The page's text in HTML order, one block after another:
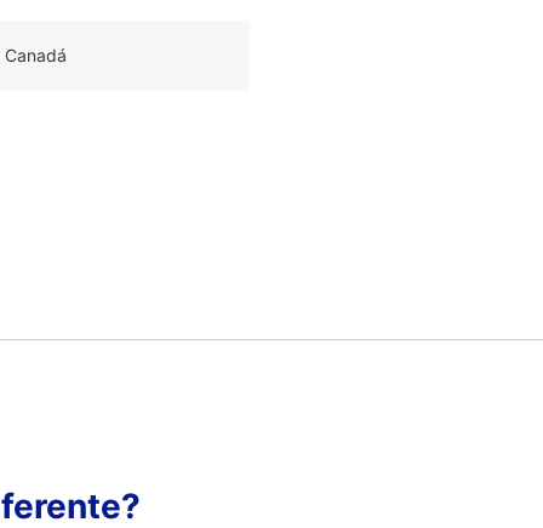
Canadá